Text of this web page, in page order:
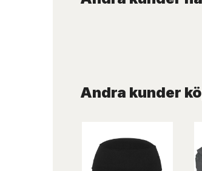
Andra kunder